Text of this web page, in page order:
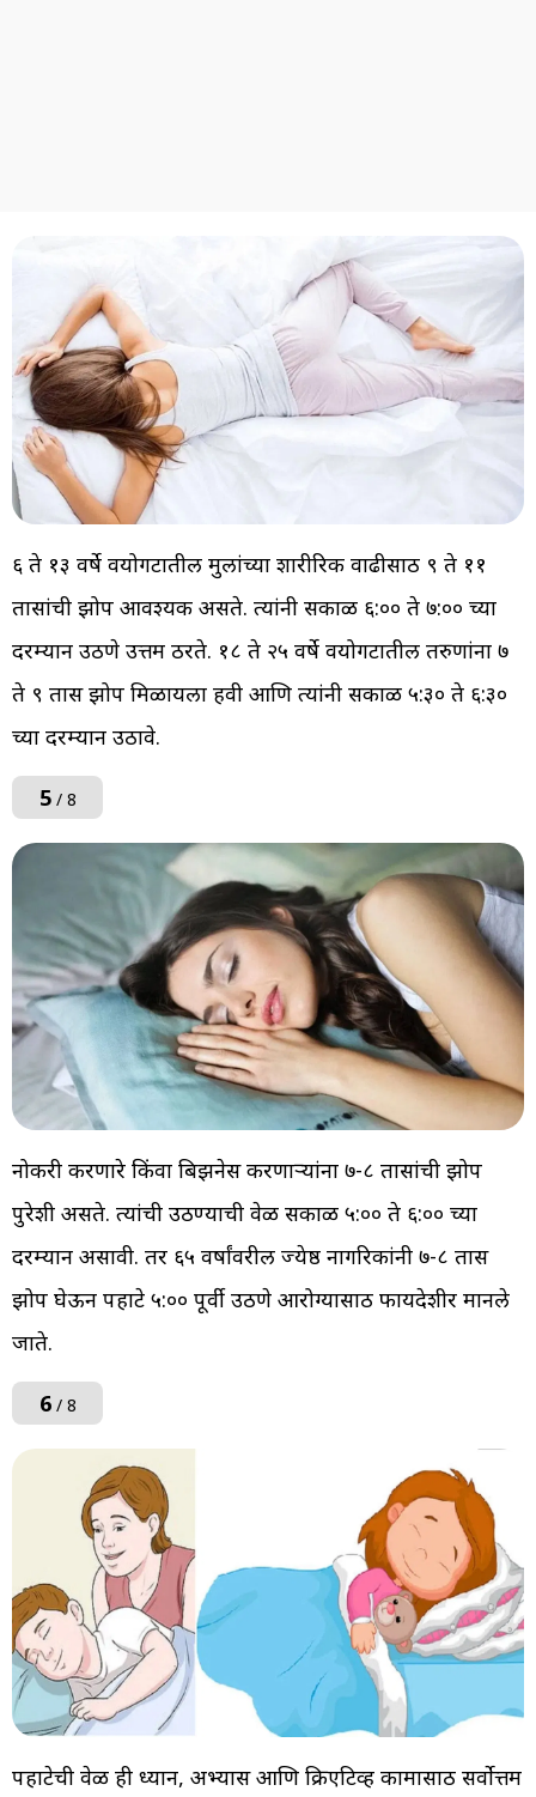
६ ते १३ वर्षे वयोगटातील मुलांच्या शारीरिक वाढीसाठी ९ ते ११
तासांची झोप आवश्यक असते. त्यांनी सकाळी ६:०० ते ७:०० च्या
दरम्यान उठणे उत्तम ठरते. १८ ते २५ वर्षे वयोगटातील तरुणांना ७
ते ९ तास झोप मिळायला हवी आणि त्यांनी सकाळी ५:३० ते ६:३०
च्या दरम्यान उठावे.
5/ 8
नोकरी करणारे किंवा बिझनेस करणाऱ्यांना ७-८ तासांची झोप
पुरेशी असते. त्यांची उठण्याची वेळ सकाळी ५:०० ते ६:०० च्या
दरम्यान असावी. तर ६५ वर्षांवरील ज्येष्ठ नागरिकांनी ७-८ तास
झोप घेऊन पहाटे ५:०० पूर्वी उठणे आरोग्यासाठी फायदेशीर मानले
जाते.
6/ 8
पहाटेची वेळ ही ध्यान, अभ्यास आणि क्रिएटिव्ह कामासाठी सर्वोत्तम